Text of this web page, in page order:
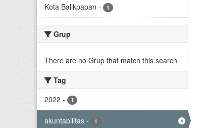
Kota Balikpapan - 1
Grup
There are no Grup that match this search
Tag
2022 - 1
akuntabilitas - 1